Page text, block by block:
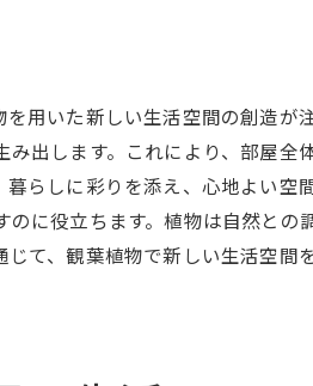
選び
用いた新しい生活空間の創造が
出します。これにより、部屋全
らしに彩りを添え、心地よい空
に役立ちます。植物は自然との
て、観葉植物で新しい生活空間